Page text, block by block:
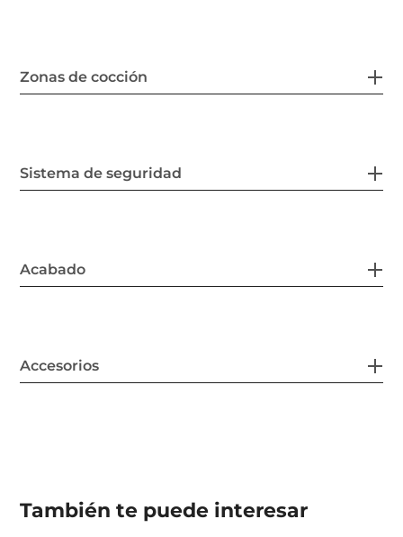
Zonas de cocción
Sistema de seguridad
Acabado
Accesorios
También te puede interesar